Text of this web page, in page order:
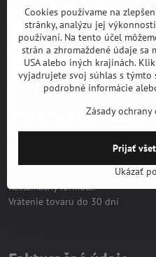
dotazy@safeguard-eshop.net
Akcie / Výpredaj
Nový tovar
Odkazy a formuláre
Reklamačný formulár
Vrátenie tovaru do 30 dní
Cookies používame na
stránky, analýzu jej
používaní. Na tento účel
strán a zhromaždené údaje sa
USA alebo iných krajinách.
vyjadrujete svoj súhlas s týmto
podrobné informácie
Zásady
Ukázať
Prijať